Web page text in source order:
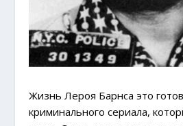
Жизнь Лероя Барнса это
криминального сериала,